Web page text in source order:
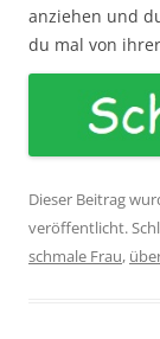
anziehen und
du mal von
Dieser Beitrag
veröffentlicht.
schmale Frau,